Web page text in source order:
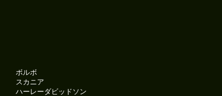
ボルボ
スカニア
ハーレーダビッドソン